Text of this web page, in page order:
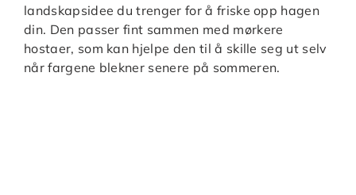
landskapsidee du trenger for å friske opp hagen
din. Den passer fint sammen med mørkere
hostaer, som kan hjelpe den til å skille seg ut selv
når fargene blekner senere på sommeren.